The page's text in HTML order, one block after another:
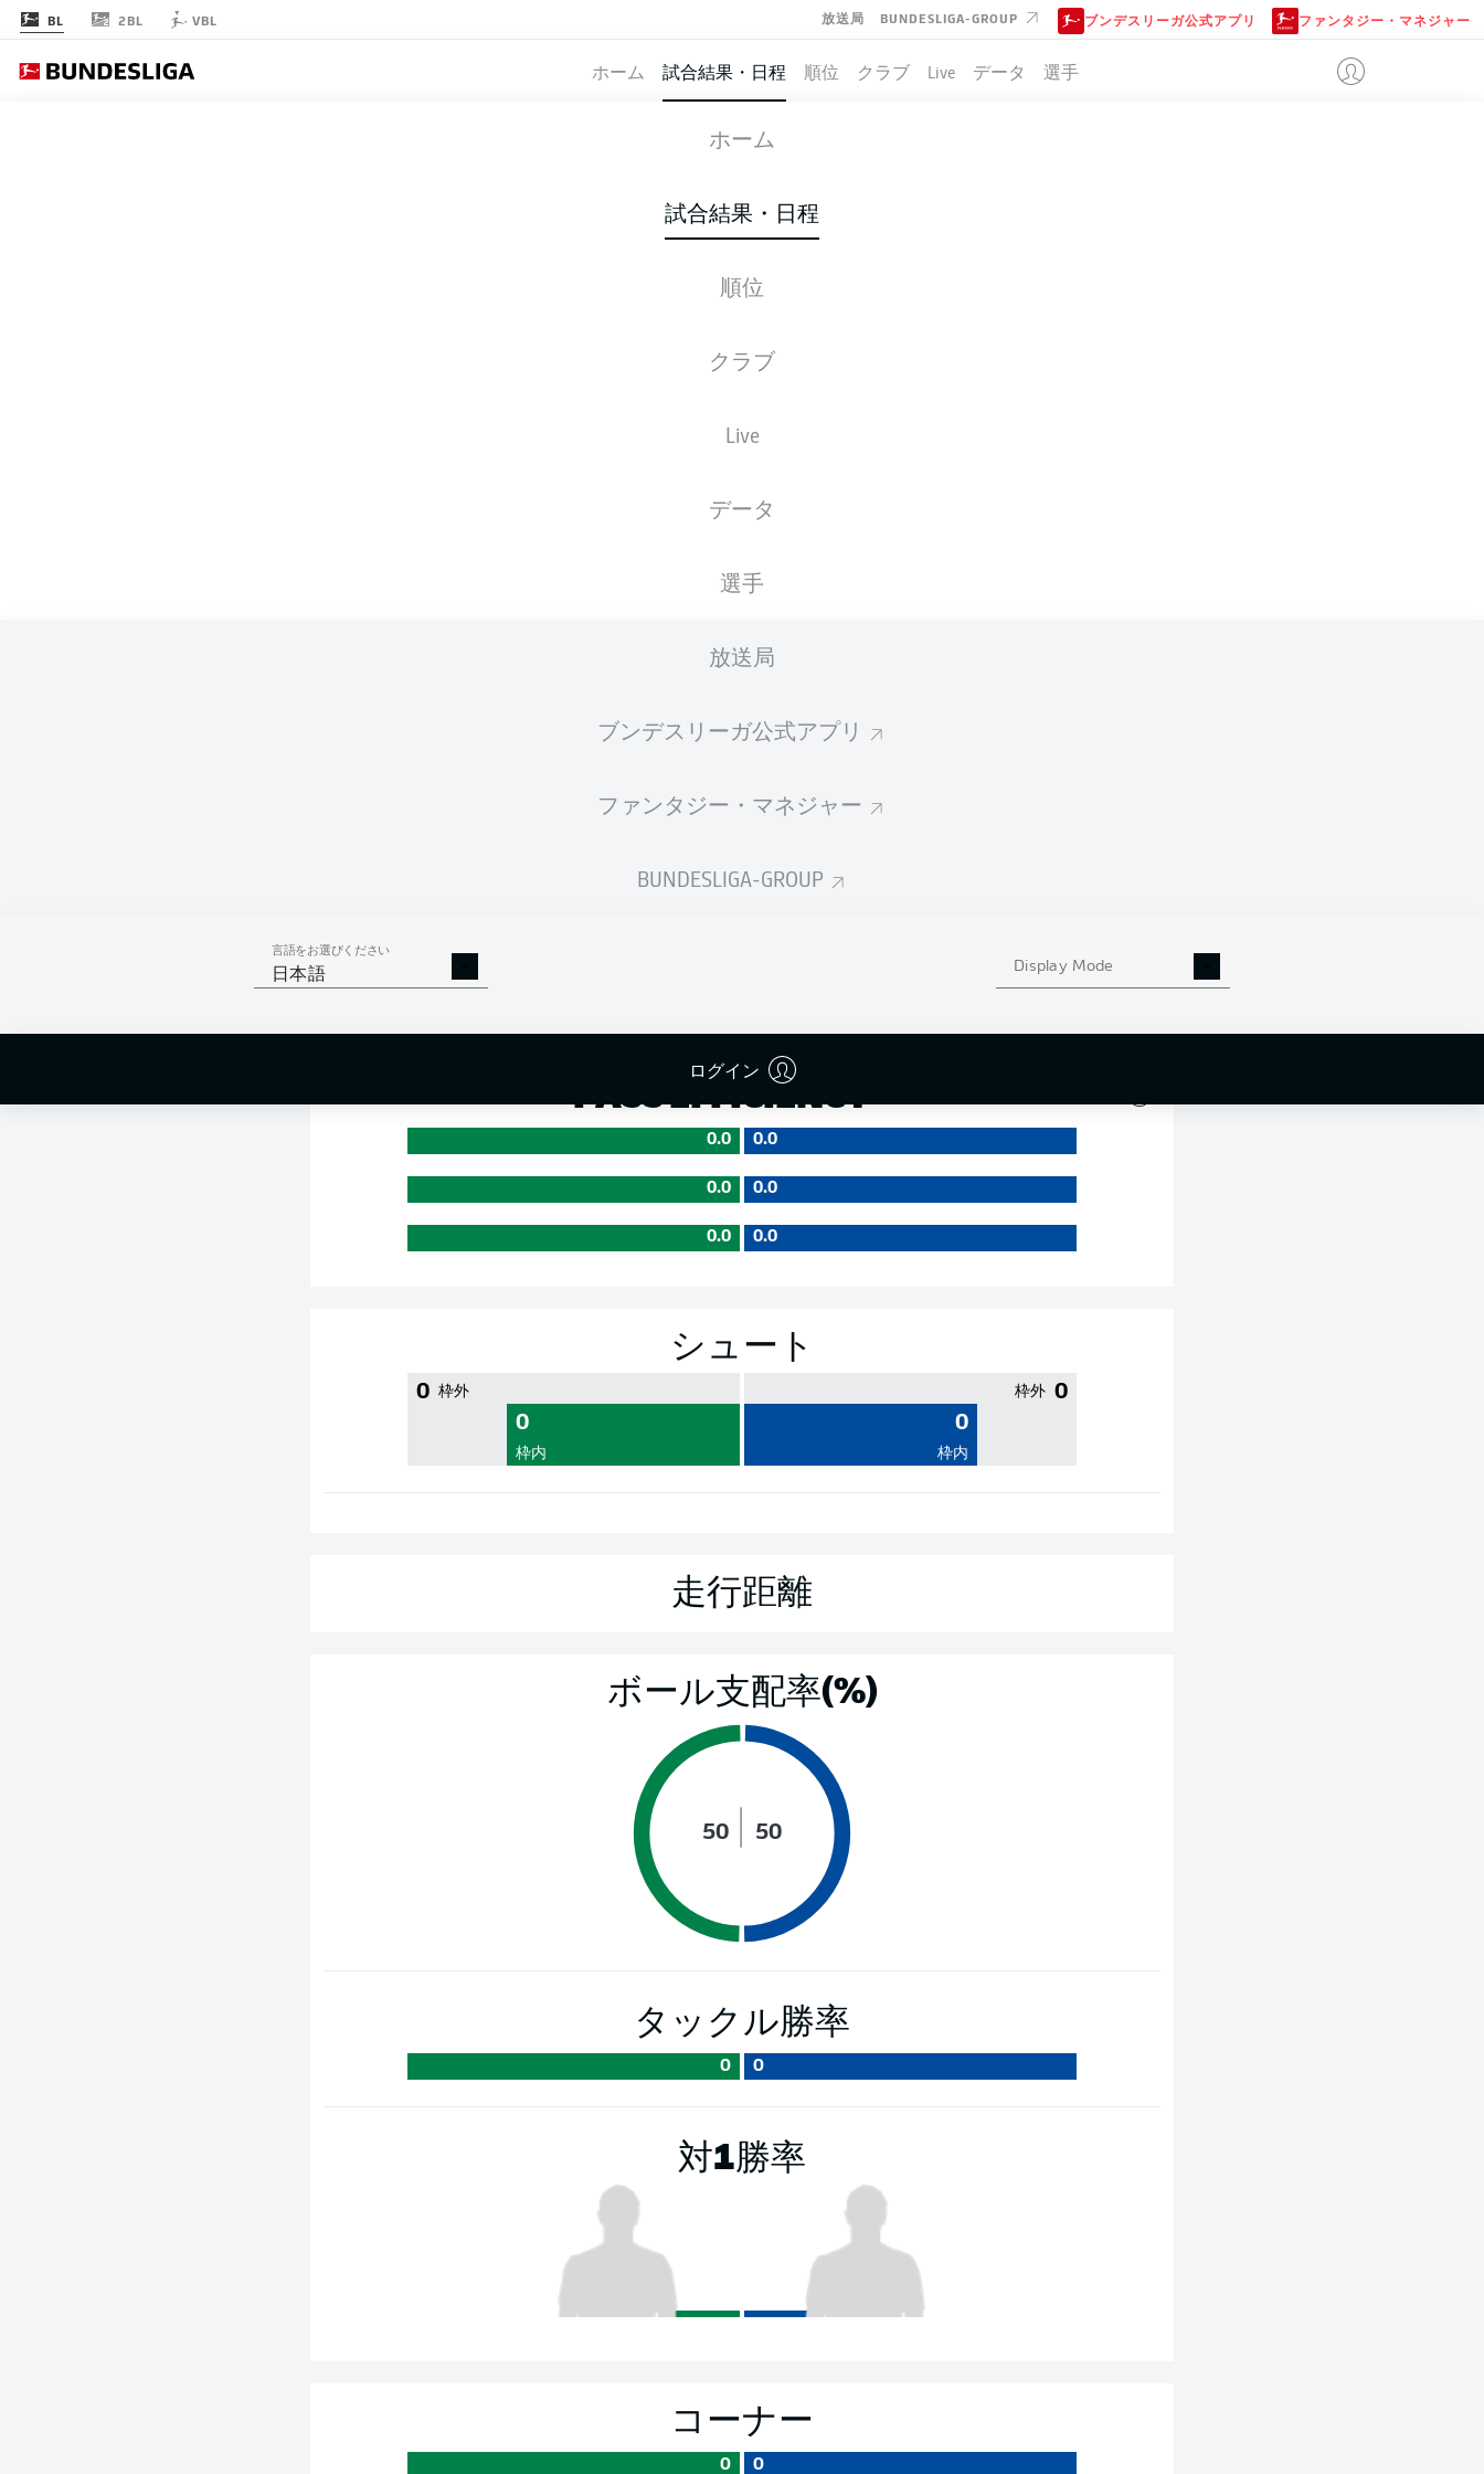
BL 2BL VBL 放送局 BUNDESLIGA-GROUP ブンデスリーガ公式アプリ ファンタジー・マネジャー
ホーム 試合結果・日程 順位 クラブ Live データ 選手
ホーム
試合結果・日程
順位
クラブ
Live
データ
選手
放送局
ブンデスリーガ公式アプリ
ファンタジー・マネジャー
BUNDESLIGA-GROUP
言語をお選びください
日本語 Display Mode
ログイン
WERDER BREMEN SCHALKE
スターティングメンバー
XGOALS
PASS EFFICIENCY
0.0 0.0
0.0 0.0
0.0 0.0
シュート
0 枠外
0
枠内
0
枠外
0
枠内
走行距離
ボール支配率(%)
50 50
タックル勝率
0 0
対1勝率
コーナー
0 0